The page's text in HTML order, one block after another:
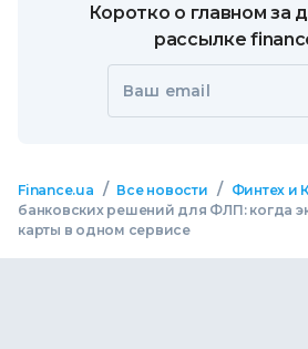
Коротко о главном за
рассылке
Ваш email
Finance.ua / Все новости / Финтех и
банковских решений для ФЛП: когда
карты в одном сервисе